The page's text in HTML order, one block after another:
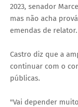
2023, senador
mas não acha
emendas de relator.
Castro diz que a
continuar com o
públicas.
"Vai depender